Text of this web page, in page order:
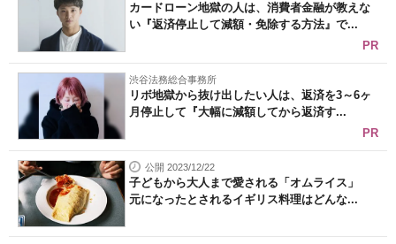
カードローン地獄の人は、消費者金融が教えな
い『返済停止して減額・免除する方法』で...
PR
渋谷法務総合事務所
リボ地獄から抜け出したい人は、返済を3～6ヶ
月停止して『大幅に減額してから返済す...
PR
公開 2023/12/22
子どもから大人まで愛される「オムライス」
元になったとされるイギリス料理はどんな...